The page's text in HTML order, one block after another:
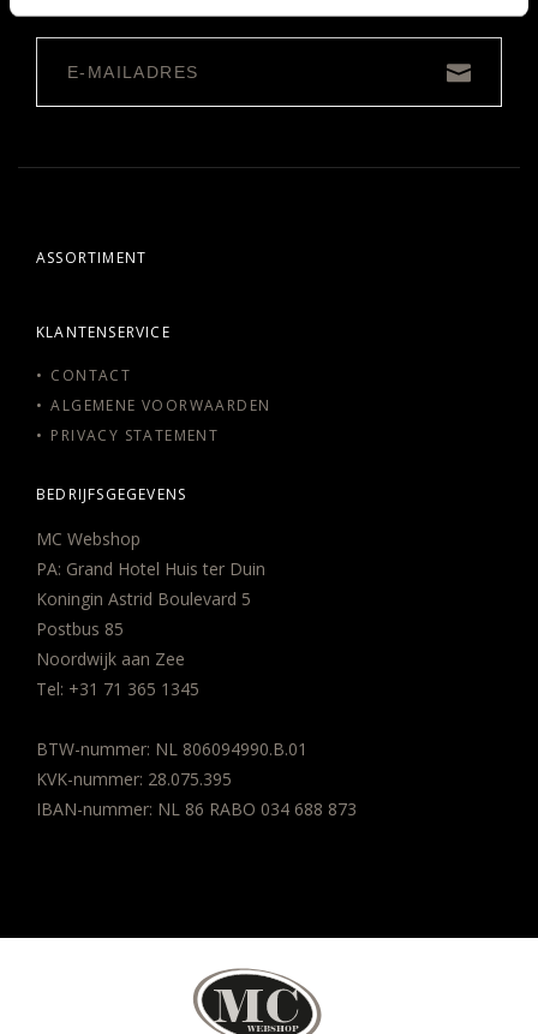
ASSORTIMENT
KLANTENSERVICE
CONTACT
ALGEMENE VOORWAARDEN
PRIVACY STATEMENT
BEDRIJFSGEGEVENS
MC Webshop
PA: Grand Hotel Huis ter Duin
Koningin Astrid Boulevard 5
Postbus 85
Noordwijk aan Zee
Tel: +31 71 365 1345
BTW-nummer: NL 806094990.B.01
KVK-nummer: 28.075.395
IBAN-nummer: NL 86 RABO 034 688 873